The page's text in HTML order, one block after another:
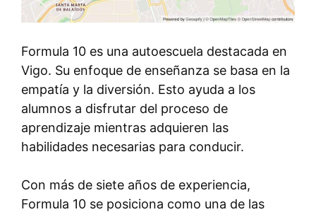
Formula 10 es una autoescuela destacada en
Vigo. Su enfoque de enseñanza se basa en la
empatía y la diversión. Esto ayuda a los
alumnos a disfrutar del proceso de
aprendizaje mientras adquieren las
habilidades necesarias para conducir.
Con más de siete años de experiencia,
Formula 10 se posiciona como una de las